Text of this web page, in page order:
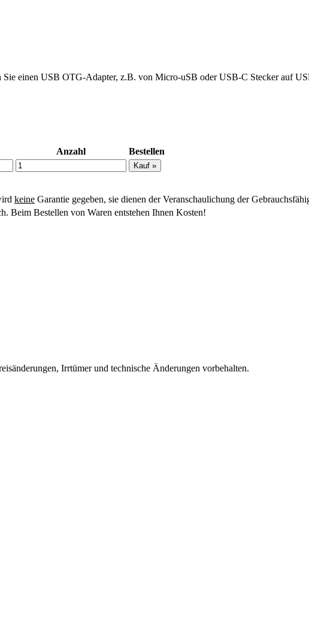
einen USB OTG-Adapter, z.B. von Micro-uSB oder USB-C Stecker auf
Anzahl
Bestellen
keine Garantie gegeben, sie dienen der Veranschaulichung der
Beim Bestellen von Waren entstehen Ihnen Kosten!
Irrtümer und technische Änderungen vorbehalten.